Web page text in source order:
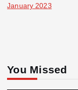
January 2023
You Missed